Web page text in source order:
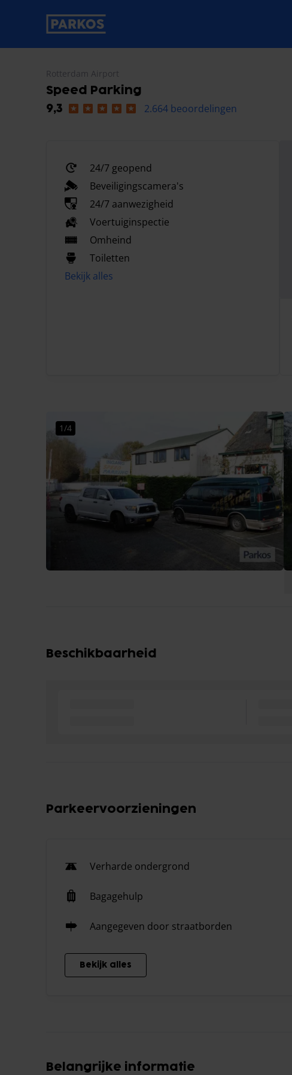
label-voor-primaire-navigatie
Rotterdam Airport
Speed Parking
9,3
2.664 beoordelingen
24/7 geopend
Beveiligingscamera's
24/7 aanwezigheid
Voertuiginspectie
Omheind
Toiletten
Bekijk alles
1/4
Beschikbaarheid
Parkeervoorzieningen
Verharde ondergrond
Bagagehulp
Aangegeven door straatborden
Bekijk alles
Belangrijke informatie